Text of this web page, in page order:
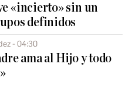
«incierto» sin un
definidos
- 04:30
ama al Hijo y todo